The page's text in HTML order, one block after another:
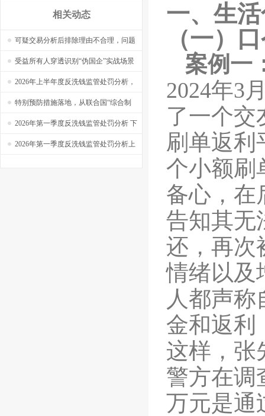
相关动态
可疑交易分析后排除理由不合理，问题
在哪里，怎么改？——【捷软反洗钱】
实操系列之四十六
受益所有人穿透识别“伪国企”实战场景
——【捷软反洗钱】实操系列之四十五
2026年上半年度反洗钱监管处罚分析，
新规生效，半年罚单超过4亿！
特别预防措施落地，从联合国“综合制
裁”到“定向金融制裁”，你看懂了吗？
——【捷软反洗钱】看系列之十八
2026年第一季度反洗钱监管处罚分析 下
2026年第一季度反洗钱监管处罚分析上
一、生
（一）
案例一
2024年3
了一个交
刷单返利
个小额刷
备心，在
告知其无
还，再次
情绪以及
人都声
金和返利
这样，
警方在调
万元是通